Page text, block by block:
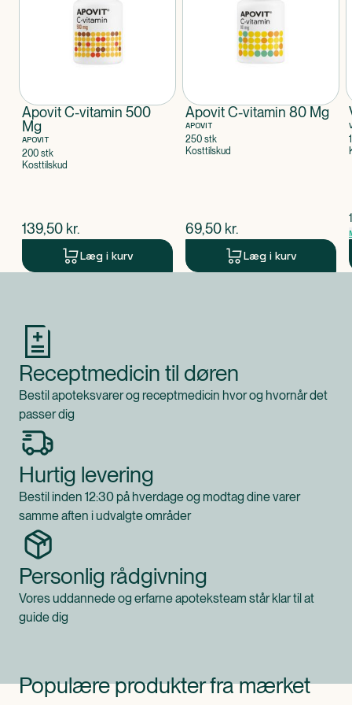
sundhedsplejerske anvendes af gravide eller børn
under 11 år. Kosttilskud bør ikke træde i stedet for
varieret kost.
Produktet er et kosttilskud.
Varenummer
220222
Apovit C-vitamin 500
Mg
APOVIT
200 stk
Kosttilskud
$nuværende pris
139,50 kr.
Læg i kurv
Apovit C-vitamin 80 Mg
APOVIT
250 stk
Kosttilskud
$nuværende pris
69,50 kr.
Læg i kurv
Receptmedicin til døren
Bestil apoteksvarer og receptmedicin hvor og hvornår det
passer dig
Hurtig levering
Bestil inden 12:30 på hverdage og modtag dine varer
samme aften i udvalgte områder
Personlig rådgivning
Vores uddannede og erfarne apoteksteam står klar til at
guide dig
Populære produkter fra mærket